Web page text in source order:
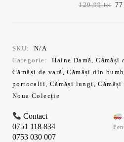
129,99lei
SKU:
N/A
Categorie:
Haine Damă,Cămăși
Cămăși de vară,Cămăși din
portocalii, Cămăși lungi,
Noua Colecție
Contact
0751 118 834
0753 030 007